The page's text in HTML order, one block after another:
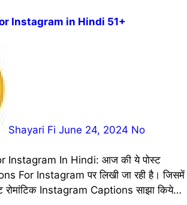
Instagram in Hindi 51+
Shayari Fi June 24, 2024 No
For Instagram पर लिखी जा रही है। जिसमें
रोमांटिक Instagram Captions साझा किये…